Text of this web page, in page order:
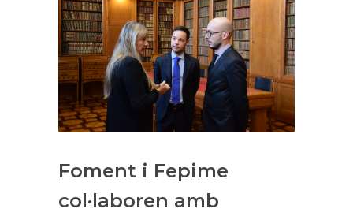
Foment i Fepime
col·laboren amb